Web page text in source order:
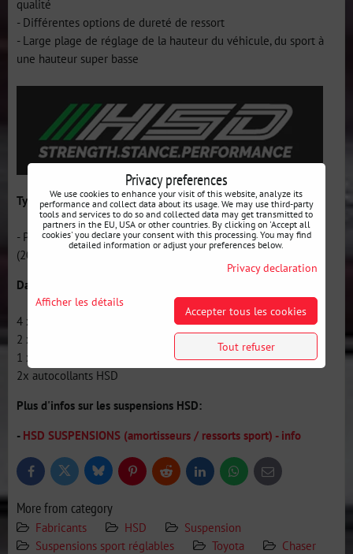
qualité
- Différentes options de dureté de ressort
- Large plage de réglage de la hauteur du véhicule, du sport à
une hauteur super basse
Types de ressorts pour Monopro:
- Préréglage : avant - 12K (200mm - 65mm ID) / arrière : 12K
(200mm - 65mm ID)
Dans l'emballage:
4 x combinés filetés Monopro
2 x clés à ergot
1 x manuel de montage
2x autocollants HSD
Plus d'infos sur les suspensions HSD:
- HSD SUSPENSIONS (amortisseurs / ressorts sport) - info
FacebookTwitter BlueskyPinterestReddit LinkedInWhatsApp
E-
mail
More from category
Fabricants HSD
Suspension
Suspensions sport réglables
Toyota Chaser
Privacy preferences
We use cookies to enhance your visit of this website, analyze its
performance and collect data about its usage. We may use third-party
tools and services to do so and collected data may get transmitted to
partners in the EU, USA or other countries. By clicking on 'Accept all
cookies' you declare your consent with this processing. You may find
detailed information or adjust your preferences below.
Privacy declaration
Afficher les détails
Accepter tous les cookies
Tout refuser